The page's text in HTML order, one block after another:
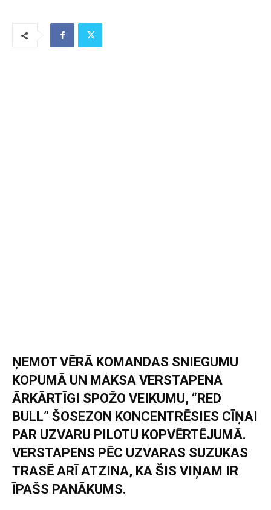
ŅEMOT VĒRĀ KOMANDAS SNIEGUMU
KOPUMĀ UN MAKSA VERSTAPENA
ĀRKĀRTĪGI SPOŽO VEIKUMU, “RED
BULL” ŠOSEZON KONCENTRĒSIES CĪŅAI
PAR UZVARU PILOTU KOPVĒRTĒJUMĀ.
VERSTAPENS PĒC UZVARAS SUZUKAS
TRASĒ ARĪ ATZINA, KA ŠIS VIŅAM IR
ĪPAŠS PANĀKUMS.